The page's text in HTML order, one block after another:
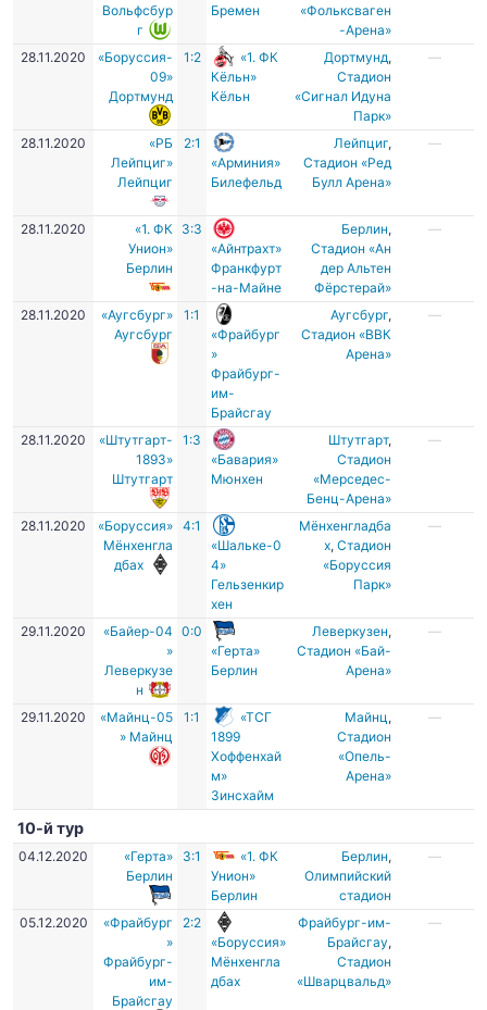
Вольфсбур
г
Бремен
«Фольксваген
-Арена»
28.11.2020
«Боруссия-
09»
Дортмунд
1:2
«1. ФК
Кёльн»
Кёльн
Дортмунд,
Стадион
«Сигнал Идуна
Парк»
—
28.11.2020
«РБ
Лейпциг»
Лейпциг
2:1
«Арминия»
Билефельд
Лейпциг,
Стадион «Ред
Булл Арена»
—
28.11.2020
«1. ФК
Унион»
Берлин
3:3
«Айнтрахт»
Франкфурт
-на-Майне
Берлин,
Стадион «Ан
дер Альтен
Фёрстерай»
—
28.11.2020
«Аугсбург»
Аугсбург
1:1
«Фрайбург
»
Фрайбург-
им-
Брайсгау
Аугсбург,
Стадион «ВВК
Арена»
—
28.11.2020
«Штутгарт-
1893»
Штутгарт
1:3
«Бавария»
Мюнхен
Штутгарт,
Стадион
«Мерседес-
Бенц-Арена»
—
28.11.2020
«Боруссия»
Мёнхенгла
дбах
4:1
«Шальке-0
4»
Гельзенкир
хен
Мёнхенгладба
х,Стадион
«Боруссия
Парк»
—
29.11.2020
«Байер-04
»
Леверкузе
н
0:0
«Герта»
Берлин
Леверкузен,
Стадион «Бай-
Арена»
—
29.11.2020
«Майнц-05
» Майнц
1:1
«ТСГ
1899
Хоффенхай
м»
Зинсхайм
Майнц ,
Стадион
«Опель-
Арена»
—
10-й тур
04.12.2020
«Герта»
Берлин
3:1
«1. ФК
Унион»
Берлин
Берлин,
Олимпийский
стадион
—
05.12.2020
«Фрайбург
»
Фрайбург-
им-
Брайсгау
2:2
«Боруссия»
Мёнхенгла
дбах
Фрайбург-им-
Брайсгау,
Стадион
«Шварцвальд»
—